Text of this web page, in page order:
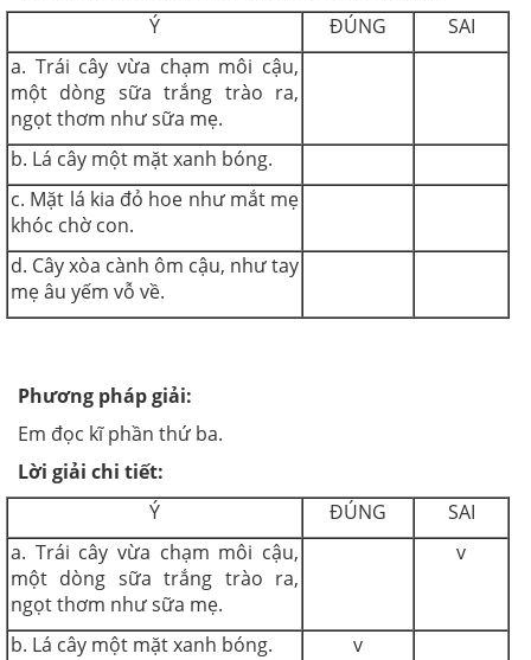
Ý
ĐÚNG
SAI
a. Trái cây vừa chạm môi cậu,
một dòng sữa trắng trào ra,
ngọt thơm như sữa mẹ.
b. Lá cây một mặt xanh bóng.
c. Mặt lá kia đỏ hoe như mắt mẹ
khóc chờ con.
d. Cây xòa cành ôm cậu, như tay
mẹ âu yếm vỗ về.
Phương pháp giải:
Em đọc kĩ phần thứ ba.
Lời giải chi tiết:
Ý
ĐÚNG
SAI
a. Trái cây vừa chạm môi cậu,
một dòng sữa trắng trào ra,
ngọt thơm như sữa mẹ.
v
b. Lá cây một mặt xanh bóng.
v